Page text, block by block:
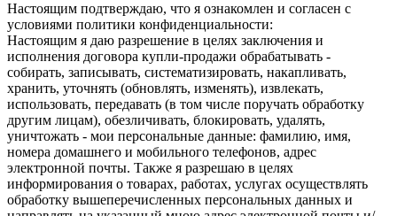
Настоящим подтверждаю, что я ознакомлен и согласен с
условиями политики конфиденциальности:
Настоящим я даю разрешение в целях заключения и
исполнения договора купли-продажи обрабатывать -
собирать, записывать, систематизировать, накапливать,
хранить, уточнять (обновлять, изменять), извлекать,
использовать, передавать (в том числе поручать обработку
другим лицам), обезличивать, блокировать, удалять,
уничтожать - мои персональные данные: фамилию, имя,
номера домашнего и мобильного телефонов, адрес
электронной почты. Также я разрешаю в целях
информирования о товарах, работах, услугах осуществлять
обработку вышеперечисленных персональных данных и